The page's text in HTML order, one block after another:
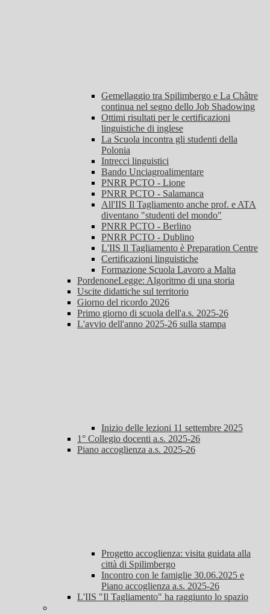
Gemellaggio tra Spilimbergo e La Châtre
continua nel segno dello Job Shadowing
Ottimi risultati per le certificazioni
linguistiche di inglese
La Scuola incontra gli studenti della
Polonia
Intrecci linguistici
Bando Unciagroalimentare
PNRR PCTO - Lione
PNRR PCTO - Salamanca
All'IIS Il Tagliamento anche prof. e ATA
diventano "studenti del mondo"
PNRR PCTO - Berlino
PNRR PCTO - Dublino
L'IIS Il Tagliamento è Preparation Centre
Certificazioni linguistiche
Formazione Scuola Lavoro a Malta
PordenoneLegge: Algoritmo di una storia
Uscite didattiche sul territorio
Giorno del ricordo 2026
Primo giorno di scuola dell'a.s. 2025-26
L'avvio dell'anno 2025-26 sulla stampa
Inizio delle lezioni 11 settembre 2025
1° Collegio docenti a.s. 2025-26
Piano accoglienza a.s. 2025-26
Progetto accoglienza: visita guidata alla
città di Spilimbergo
Incontro con le famiglie 30.06.2025 e
Piano accoglienza a.s. 2025-26
L'IIS "Il Tagliamento" ha raggiunto lo spazio